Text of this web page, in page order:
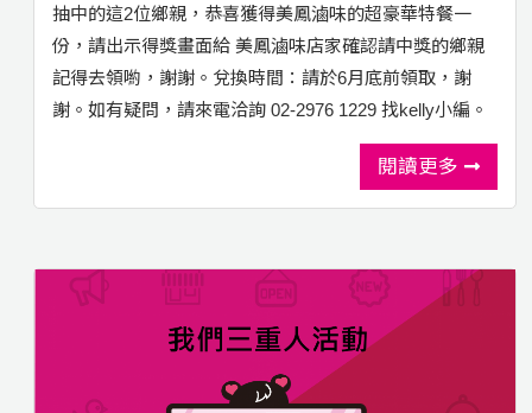
抽中的這2位鄉親，恭喜獲得美鳳滷味的超豪華特餐一
份，請出示得獎畫面給 美鳳滷味店家確認請中獎的鄉親
記得去領喲，謝謝。兌換時間：請於6月底前領取，謝
謝。如有疑問，請來電洽詢 02-2976 1229 找kelly小編。
閱讀更多